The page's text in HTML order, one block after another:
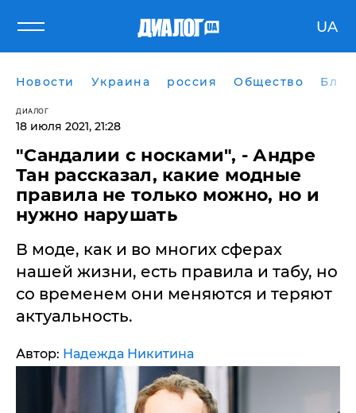
UA
Новости Украина россия Общество
ДИАЛОГ
18 июля 2021, 21:28
"Сандалии с носками", - Андре
Тан рассказал, какие модные
правила не только можно, но и
нужно нарушать
В моде, как и во многих сферах
нашей жизни, есть правила и табу, но
со временем они меняются и теряют
актуальность.
Автор: Надежда Никитина